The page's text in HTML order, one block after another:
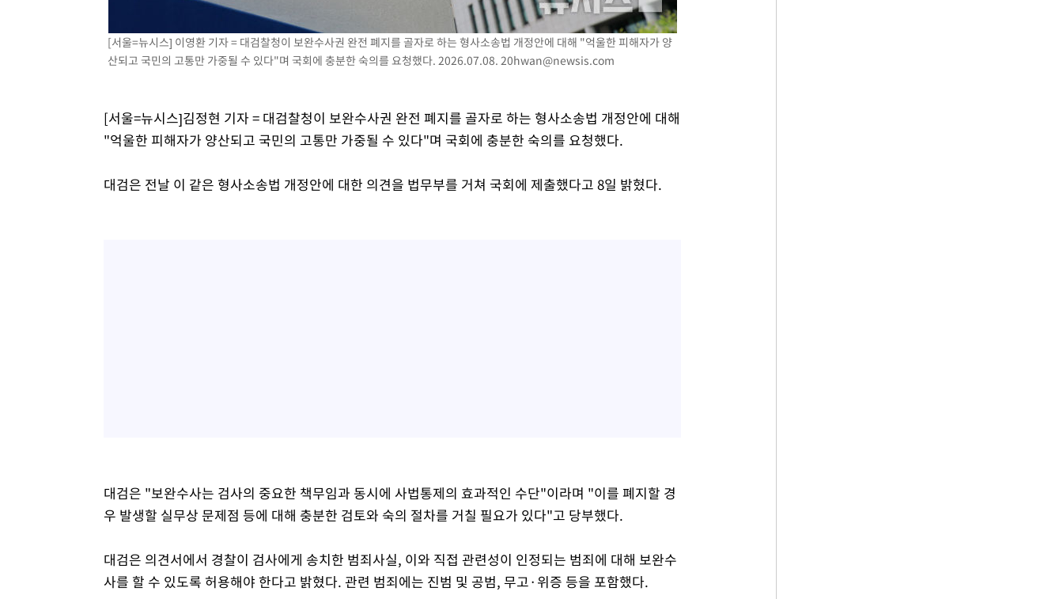
[서울=뉴시스] 이영환 기자 = 대검찰청이 보완수사권 완전 폐지를 골자로 하는 형사소송법 개정안에 대해 "억울한 피해자가 양
산되고 국민의 고통만 가중될 수 있다"며 국회에 충분한 숙의를 요청했다. 2026.07.08. 20hwan@newsis.com
[서울=뉴시스]김정현 기자 = 대검찰청이 보완수사권 완전 폐지를 골자로 하는 형사소송법 개정안에 대해
"억울한 피해자가 양산되고 국민의 고통만 가중될 수 있다"며 국회에 충분한 숙의를 요청했다.
대검은 전날 이 같은 형사소송법 개정안에 대한 의견을 법무부를 거쳐 국회에 제출했다고 8일 밝혔다.
대검은 "보완수사는 검사의 중요한 책무임과 동시에 사법통제의 효과적인 수단"이라며 "이를 폐지할 경
우 발생할 실무상 문제점 등에 대해 충분한 검토와 숙의 절차를 거칠 필요가 있다"고 당부했다.
대검은 의견서에서 경찰이 검사에게 송치한 범죄사실, 이와 직접 관련성이 인정되는 범죄에 대해 보완수
사를 할 수 있도록 허용해야 한다고 밝혔다. 관련 범죄에는 진범 및 공범, 무고·위증 등을 포함했다.